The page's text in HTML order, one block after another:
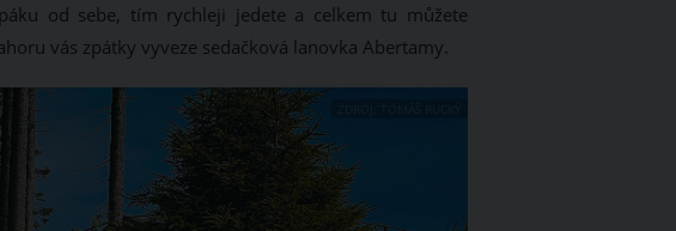
od sebe, tím rychleji jedete a celkem tu můžete
vás zpátky vyveze sedačková lanovka Abertamy.